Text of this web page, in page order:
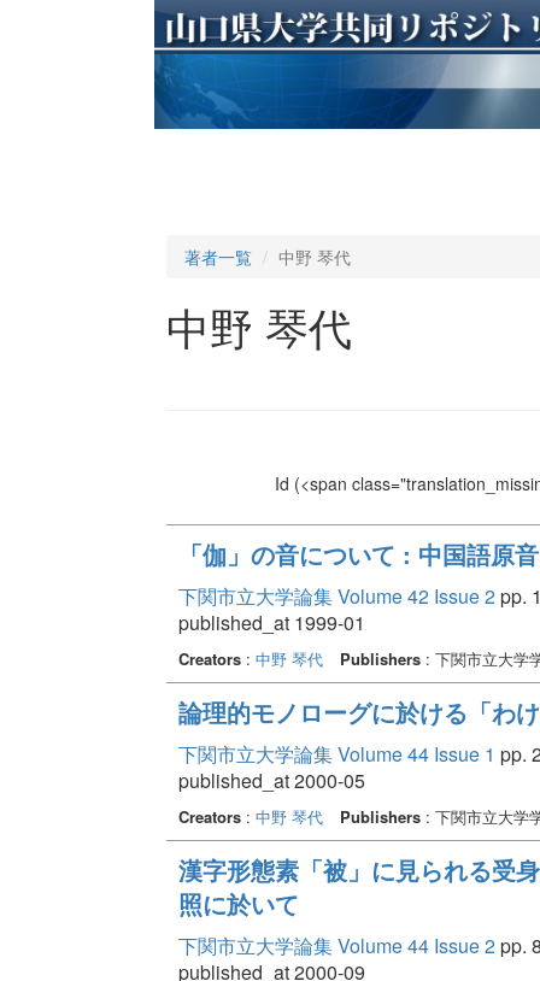
著者一覧 中野 琴代
中野 琴代
Id (<span
「伽」の音について : 中国語原
下関市立大学論集 Volume 42 Issue 2pp.
published_at 1999-01
Creators: 中野 琴代 Publishers: 下関市立大学
論理的モノローグに於ける「わ
下関市立大学論集 Volume 44 Issue 1 pp.
published_at 2000-05
Creators: 中野 琴代 Publishers: 下関市立大学
漢字形態素「被」に見られる受
照に於いて
下関市立大学論集 Volume 44 Issue 2pp.
published_at 2000-09